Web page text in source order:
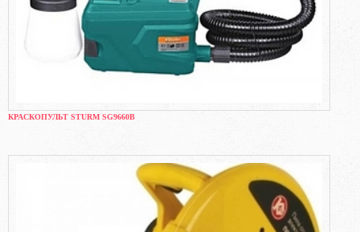
КРАСКОПУЛЬТ STURM SG9660B